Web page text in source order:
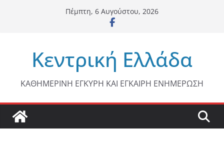
Πέμπτη, 6 Αυγούστου, 2026
Κεντρική Ελλάδα
ΚΑΘΗΜΕΡΙΝΗ ΕΓΚΥΡΗ ΚΑΙ ΕΓΚΑΙΡΗ ΕΝΗΜΕΡΩΣΗ